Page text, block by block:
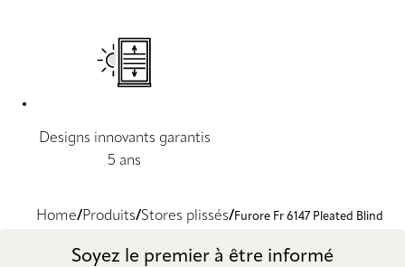
Designs innovants garantis
5 ans
Home Produits Stores plissés Furore Fr 6147 Pleated Blind
Soyez le premier à être informé